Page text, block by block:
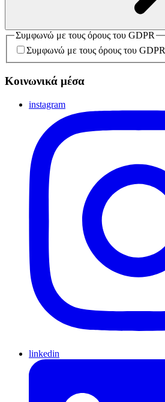
Συμφωνώ με τους όρους του GDPR
Συμφωνώ με τους όρους του GDPR
Κοινωνικά μέσα
instagram
linkedin